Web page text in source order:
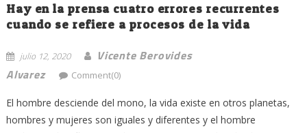
Hay en la prensa cuatro errores recurrentes
cuando se refiere a procesos de la vida
julio 12, 2020
Vicente Berovides
Alvarez
Comment(0)
El hombre desciende del mono, la vida existe en otros planetas,
hombres y mujeres son iguales y diferentes y el hombre